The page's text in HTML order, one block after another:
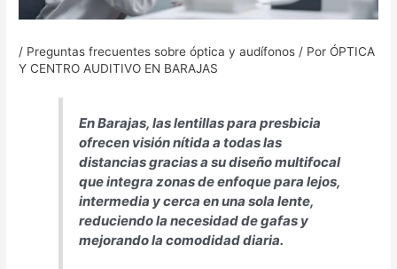
/ Preguntas frecuentes sobre óptica y audífonos / Por ÓPTICA
Y CENTRO AUDITIVO EN BARAJAS
En Barajas, las lentillas para presbicia
ofrecen visión nítida a todas las
distancias gracias a su diseño multifocal
que integra zonas de enfoque para lejos,
intermedia y cerca en una sola lente,
reduciendo la necesidad de gafas y
mejorando la comodidad diaria.